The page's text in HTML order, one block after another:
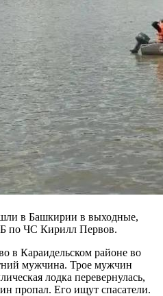
в Башкирии в выходные,
по ЧС Кирилл Первов.
в Караидельском районе во
мужчина. Трое мужчин
лодка перевернулась,
пропал. Его ищут спасатели.